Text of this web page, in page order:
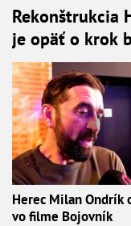
Rekonštrukcia
je opäť o krok
Herec Milan Ondrík
vo filme Bojovník